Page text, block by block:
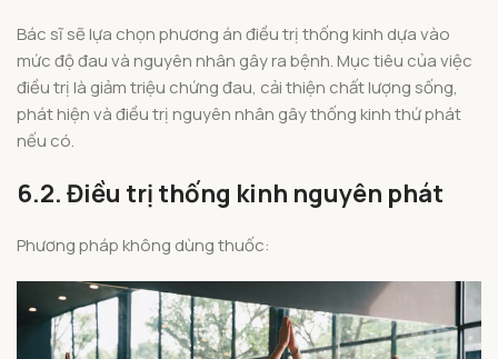
Bác sĩ sẽ lựa chọn phương án điều trị thống kinh dựa vào
mức độ đau và nguyên nhân gây ra bệnh. Mục tiêu của việc
điều trị là giảm triệu chứng đau, cải thiện chất lượng sống,
phát hiện và điều trị nguyên nhân gây thống kinh thứ phát
nếu có.
6.2. Điều trị thống kinh nguyên phát
Phương pháp không dùng thuốc: